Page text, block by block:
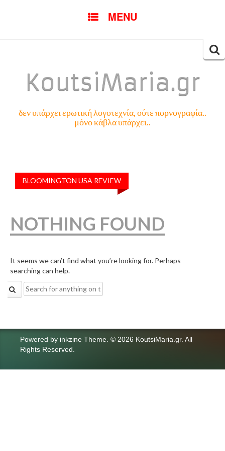
MENU
KoutsiMaria.gr
δεν υπάρχει ερωτική λογοτεχνία, ούτε πορνογραφία..
μόνο κάβλα υπάρχει..
BLOOMINGTON USA REVIEW
NOTHING FOUND
It seems we can’t find what you’re looking for. Perhaps
searching can help.
Search
for:
Powered by inkzine Theme © 2026 KoutsiMaria.gr. All
Rights Reserved.